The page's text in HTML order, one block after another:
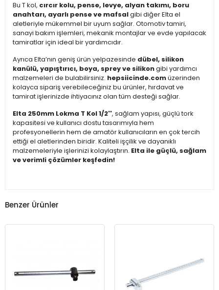
Bu T kol, cırcır kolu, pense, levye, alyan takımı, boru
anahtarı, ayarlı pense ve mafsalgibi diğer Elta el
aletleriyle mükemmel bir uyum sağlar. Otomotiv tamiri,
sanayi bakım işlemleri, mekanik montajlar ve evde yapılacak
tamiratlar için ideal bir yardımcıdır.
Ayrıca Elta’nın geniş ürün yelpazesinde dübel, silikon
kanülü, yapıştırıcı, boya, sprey ve silikongibi yardımcı
malzemeleri de bulabilirsiniz. hepsiicinde.comüzerinden
kolayca sipariş verebileceğiniz bu ürünler, hırdavat ve
tamirat işlerinizde ihtiyacınız olan tüm desteği sağlar.
Elta 250mm Lokma T Kol 1/2'', sağlam yapısı, güçlü tork
kapasitesi ve kullanıcı dostu tasarımıyla hem
profesyonellerin hem de amatör kullanıcıların en çok tercih
ettiği el aletlerinden biridir. Kaliteli işçilik ve dayanıklı
malzemeleriyle işlerinizi kolaylaştırın. Elta ile güçlü, sağlam
ve verimli çözümler keşfedin!
Benzer Ürünler